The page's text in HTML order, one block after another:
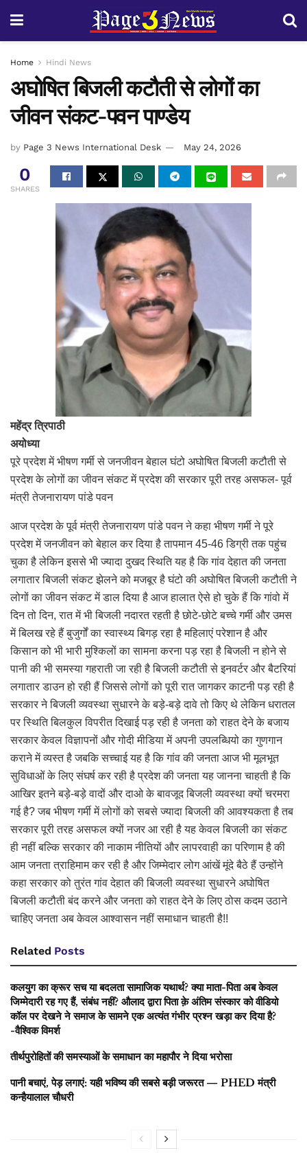
Home Hindi News
अघोषित बिजली कटौती से लोगों का
जीवन संकट-पवन पाण्डेय
by Page 3 News International Desk May 24, 2026
0
SHARES
महेंद्र त्रिपाठी
अयोध्या
पूरे प्रदेश में भीषण गर्मी से जनजीवन बेहाल घंटो अघोषित बिजली कटौती से
प्रदेश के लोगों का जीवन संकट में प्रदेश की सरकार पूरी तरह असफल- पूर्व
मंत्री तेजनारायण पांडे पवन
आज प्रदेश के पूर्व मंत्री तेजनारायण पांडे पवन ने कहा भीषण गर्मी ने पूरे
प्रदेश में जनजीवन को बेहाल कर दिया है तापमान 45-46 डिग्री तक पहुंच
चुका है लेकिन इससे भी ज्यादा दुखद स्थिति यह है कि गांव देहात की जनता
लगातार बिजली संकट झेलने को मजबूर है घंटो की अघोषित बिजली कटौती ने
लोगों का जीवन संकट में डाल दिया है आज हालात ऐसे हो चुके हैं कि गांवो में
दिन तो दिन, रात में भी बिजली नदारत रहती है छोटे-छोटे बच्चे गर्मी और उमस
में बिलख रहे हैं बुजुर्गों का स्वास्थ्य बिगड़ रहा है महिलाएं परेशान है और
किसान को भी भारी मुश्किलों का सामना करना पड़ रहा है बिजली न होने से
पानी की भी समस्या गहराती जा रही है बिजली कटौती से इनवर्टर और बैटरियां
लगातार डाउन हो रही हैं जिससे लोगों को पूरी रात जागकर काटनी पड़ रही है
सरकार ने बिजली व्यवस्था सुधारने के बड़े-बड़े दावे तो किए थे लेकिन धरातल
पर स्थिति बिलकुल विपरीत दिखाई पड़ रही है जनता को राहत देने के बजाय
सरकार केवल विज्ञापनों और गोदी मीडिया में अपनी उपलब्धियो का गुणगान
कराने में व्यस्त है जबकि सच्चाई यह है कि गांव की जनता आज भी मूलभूत
सुविधाओं के लिए संघर्ष कर रही है प्रदेश की जनता यह जानना चाहती है कि
आखिर इतने बड़े-बड़े वादों और दाओ के बावजूद बिजली व्यवस्था क्यों चरमरा
गई है? जब भीषण गर्मी में लोगों को सबसे ज्यादा बिजली की आवश्यकता है तब
सरकार पूरी तरह असफल क्यों नजर आ रही है यह केवल बिजली का संकट
ही नहीं बल्कि सरकार की नाकाम नीतियों और लापरवाही का परिणाम है की
आम जनता त्राहिमाम कर रही है और जिम्मेदार लोग आंखें मूंदे बैठे हैं उन्होंने
कहा सरकार को तुरंत गांव देहात की बिजली व्यवस्था सुधारने अघोषित
बिजली कटौती बंद करने और जनता को राहत देने के लिए ठोस कदम उठाने
चाहिए जनता अब केवल आश्वासन नहीं समाधान चाहती है!!
Related Posts
कलयुग का क्रूर सच या बदलता सामाजिक यथार्थ? क्या माता-पिता अब केवल
जिम्मेदारी रह गए हैं, संबंध नहीं? औलाद द्वारा पिता क़े अंतिम संस्कार को वीडियो
कॉल पर देखने ने समाज के सामने एक अत्यंत गंभीर प्रश्न खड़ा कर दिया है?
-वैश्विक विमर्श
तीर्थपुरोहितों की समस्याओं के समाधान का महापौर ने दिया भरोसा
पानी बचाएं, पेड़ लगाएं: यही भविष्य की सबसे बड़ी जरूरत — PHED मंत्री
कन्हैयालाल चौधरी